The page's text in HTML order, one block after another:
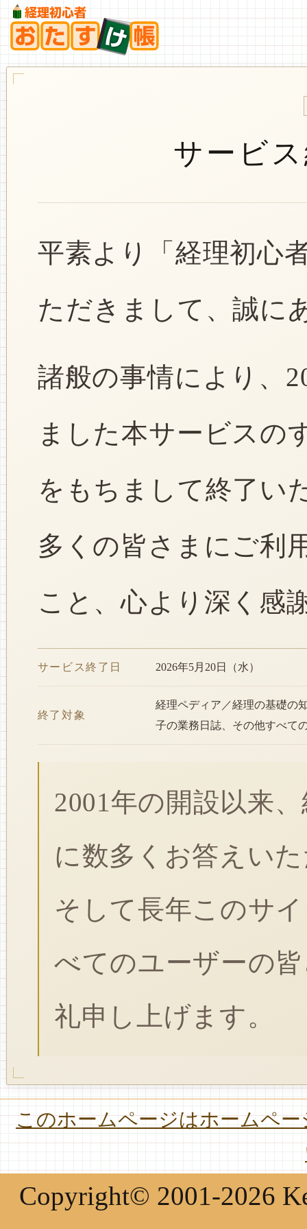
サービ
平素より「経理初心
ただきまして、誠に
諸般の事情により、
ました本サービスの
をもちまして終了い
多くの皆さまにご利
こと、心より深く感
サービス終了日 2026年5月20日（水）
終了対象
経理ペディア／経理の基礎の
子の業務日誌、その他すべて
2001年の開設以来
に数多くお答えい
そして長年このサ
べてのユーザーの
礼申し上げます。
このホームページはホームペ
Copyright© 2001-2026